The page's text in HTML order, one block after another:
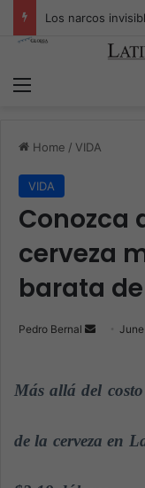
Home / VIDA
VIDA
Conozca
cerveza
barata
Pedro Bernal
d
n
Más allá del
de la cerveza en